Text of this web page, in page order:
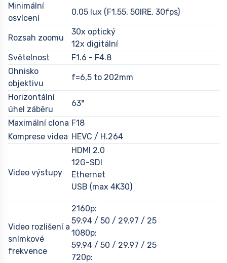
Minimální
osvícení
0.05 lux (F1.55, 50IRE, 30fps)
Rozsah zoomu
30x optický
12x digitální
Světelnost
F1.6 - F4.8
Ohnisko
objektivu
f=6,5 to 202mm
Horizontální
úhel záběru
63°
Maximální clona F18
Komprese videa HEVC / H.264
Video výstupy
HDMI 2.0
12G-SDI
Ethernet
USB (max 4K30)
Video rozlišení a
snímkové
frekvence
2160p:
59.94 / 50 / 29.97 / 25
1080p:
59.94 / 50 / 29.97 / 25
720p: